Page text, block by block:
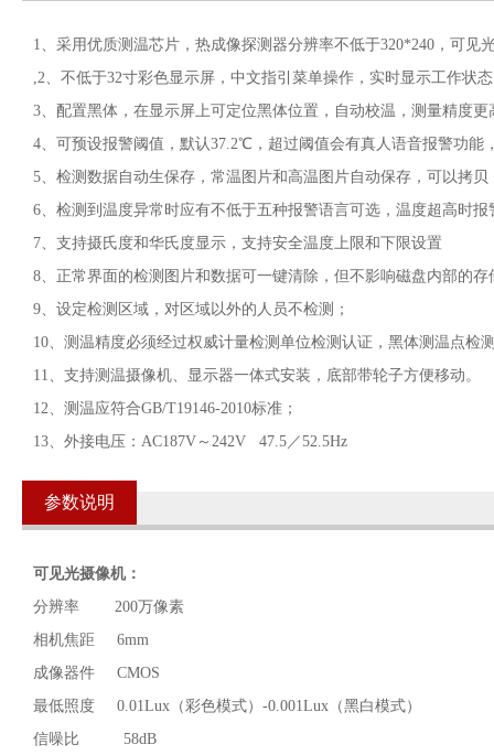
1、采用优质测温芯片，热成像探测器分辨率不低于320*240，可
,2、不低于32寸彩色显示屏，中文指引菜单操作，实时显示工作状
3、配置黑体，在显示屏上可定位黑体位置，自动校温，测量精度
4、可预设报警阈值，默认37.2℃，超过阈值会有真人语音报警功能
5、检测数据自动生保存，常温图片和高温图片自动保存，可以拷贝
6、检测到温度异常时应有不低于五种报警语言可选，温度超高时报
7、支持摄氏度和华氏度显示，支持安全温度上限和下限设置
8、正常界面的检测图片和数据可一键清除，但不影响磁盘内部的存
9、设定检测区域，对区域以外的人员不检测；
10、测温精度必须经过权威计量检测单位检测认证，黑体测温点检
11、支持测温摄像机、显示器一体式安装，底部带轮子方便移动。
12、测温应符合GB/T19146-2010标准；
13、外接电压：AC187V～242V 47.5／52.5Hz
参数说明
可见光摄像机：
分辨率 200万像素
相机焦距 6mm
成像器件 CMOS
最低照度 0.01Lux（彩色模式）-0.001Lux（黑白模式）
信噪比 58dB